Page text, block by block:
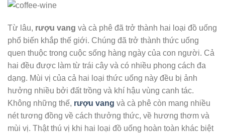
Từ lâu, rượu vang và cà phê đã trở thành hai loại đồ uống
phổ biến khắp thế giới. Chúng đã trở thành thức uống
quen thuộc trong cuộc sống hàng ngày của con người. Cả
hai đều được làm từ trái cây và có nhiều phong cách đa
dạng. Mùi vị của cả hai loại thức uống này đều bị ảnh
hưởng nhiều bởi đất trồng và khí hậu vùng canh tác.
Không những thế, rượu vang và cà phê còn mang nhiều
nét tương đồng về cách thưởng thức, về hương thơm và
mùi vị. Thật thú vị khi hai loại đồ uống hoàn toàn khác biệt